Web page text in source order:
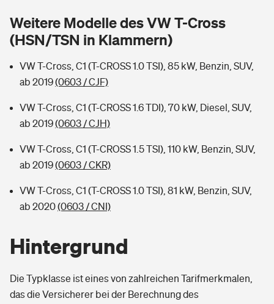
Hochwasser-Check: Wie gefährdet ist Ihr Haus?
Sie haben Fragen?
Private Cyberversicherung
Zur Übersicht
Kinderunfall-Check: Mehr Sicherheit für deine Kids
Typklassen: So ist Ihr Auto eingestuft
Rentenrechner: Wie viel Geld bekomme ich im Alter?
Weitere Modelle des VW T-Cross
(HSN/TSN in Klammern)
VW T-Cross, C1 (T-CROSS 1.0 TSI), 85 kW, Benzin, SUV,
ab 2019(0603 / CJF)
VW T-Cross, C1 (T-CROSS 1.6 TDI), 70 kW, Diesel, SUV,
ab 2019(0603 / CJH)
VW T-Cross, C1 (T-CROSS 1.5 TSI), 110 kW, Benzin, SUV,
ab 2019(0603 / CKR)
VW T-Cross, C1 (T-CROSS 1.0 TSI), 81 kW, Benzin, SUV,
ab 2020(0603 / CNI)
Hintergrund
Die Typklasse ist eines von zahlreichen Tarifmerkmalen,
das die Versicherer bei der Berechnung des